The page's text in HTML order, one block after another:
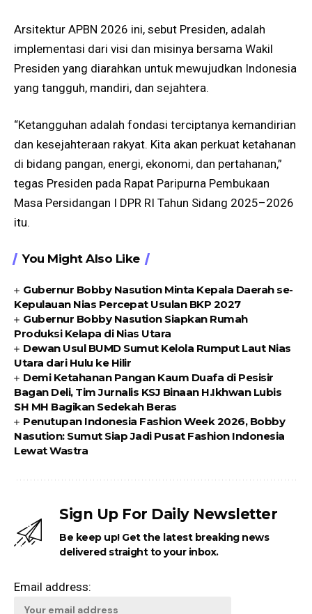
Arsitektur APBN 2026 ini, sebut Presiden, adalah
implementasi dari visi dan misinya bersama Wakil
Presiden yang diarahkan untuk mewujudkan Indonesia
yang tangguh, mandiri, dan sejahtera.
“Ketangguhan adalah fondasi terciptanya kemandirian
dan kesejahteraan rakyat. Kita akan perkuat ketahanan
di bidang pangan, energi, ekonomi, dan pertahanan,”
tegas Presiden pada Rapat Paripurna Pembukaan
Masa Persidangan I DPR RI Tahun Sidang 2025–2026
itu.
You Might Also Like
Gubernur Bobby Nasution Minta Kepala Daerah se-
Kepulauan Nias Percepat Usulan BKP 2027
Gubernur Bobby Nasution Siapkan Rumah
Produksi Kelapa di Nias Utara
Dewan Usul BUMD Sumut Kelola Rumput Laut Nias
Utara dari Hulu ke Hilir
Demi Ketahanan Pangan Kaum Duafa di Pesisir
Bagan Deli, Tim Jurnalis KSJ Binaan H.Ikhwan Lubis
SH MH Bagikan Sedekah Beras
Penutupan Indonesia Fashion Week 2026, Bobby
Nasution: Sumut Siap Jadi Pusat Fashion Indonesia
Lewat Wastra
Sign Up For Daily Newsletter
Be keep up! Get the latest breaking news
delivered straight to your inbox.
Email address: